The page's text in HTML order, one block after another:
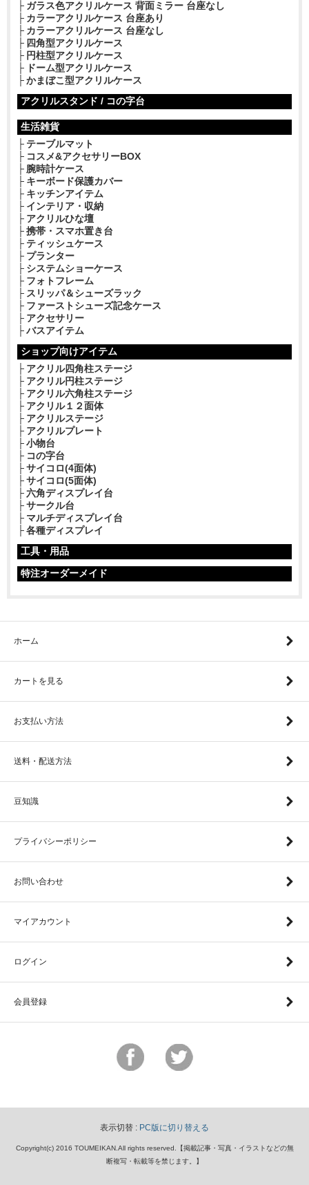
ガラス色アクリルケース 背面ミラー 台座なし
カラーアクリルケース 台座あり
カラーアクリルケース 台座なし
四角型アクリルケース
円柱型アクリルケース
ドーム型アクリルケース
かまぼこ型アクリルケース
アクリルスタンド / コの字台
生活雑貨
テーブルマット
コスメ&アクセサリーBOX
腕時計ケース
キーボード保護カバー
キッチンアイテム
インテリア・収納
アクリルひな壇
携帯・スマホ置き台
ティッシュケース
プランター
システムショーケース
フォトフレーム
スリッパ＆シューズラック
ファーストシューズ記念ケース
アクセサリー
バスアイテム
ショップ向けアイテム
アクリル四角柱ステージ
アクリル円柱ステージ
アクリル六角柱ステージ
アクリル１２面体
アクリルステージ
アクリルプレート
小物台
コの字台
サイコロ(4面体)
サイコロ(5面体)
六角ディスプレイ台
サークル台
マルチディスプレイ台
各種ディスプレイ
工具・用品
特注オーダーメイド
ホーム
カートを見る
お支払い方法
送料・配送方法
豆知識
プライバシーポリシー
お問い合わせ
マイアカウント
ログイン
会員登録
表示切替 : PC版に切り替える
Copyright(c) 2016 TOUMEIKAN.All rights reserved.【掲載記事・写真・イラストなどの無
断複写・転載等を禁じます。】